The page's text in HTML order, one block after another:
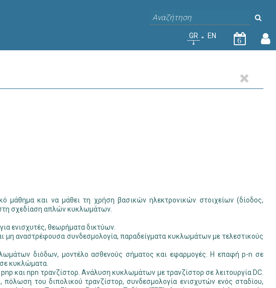
GR EN
6
µάθηµα και να µάθει τη χρήση βασικών ηλεκτρονικών στοιχείων (δίοδος,
στη σχεδίαση απλών κυκλωµάτων.
ενισχυτές, θεωρήµατα δικτύων.
µη αναστρέφουσα συνδεσµολογία, παραδείγµατα κυκλωµάτων µε τελεστικούς
διόδων, µοντέλο ασθενούς σήµατος και εφαρµογές. Η επαφή p-n σε
κυκλώµατα.
και npn τρανζίστορ. Ανάλυση κυκλωµάτων µε τρανζίστορ σε λειτουργία DC.
του διπολικού τρανζίστορ, συνδεσµολογία ενισχυτών ενός σταδίου,